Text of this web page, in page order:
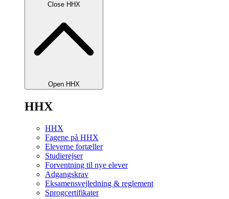
Close HHX
Open HHX
HHX
HHX
Fagene på HHX
Eleverne fortæller
Studierejser
Forventning til nye elever
Adgangskrav
Eksamensvejledning & reglement
Sprogcertifikater